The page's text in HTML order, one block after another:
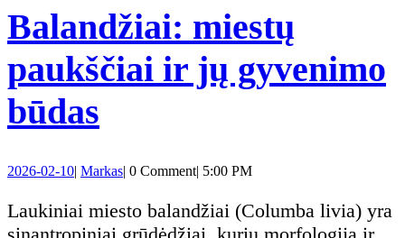
Balandžiai: miestų
paukščiai ir jų gyvenimo
būdas
paukščiai
2026-02-102026-
10
| MarkasMarkas
| 0 Comment| 5:00 PM
Laukiniai miesto balandžiai (Columba livia) yra